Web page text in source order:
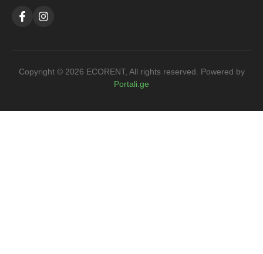
Copyright © 2026 ECORENT, All rights reserved. Powered by
Portali.ge